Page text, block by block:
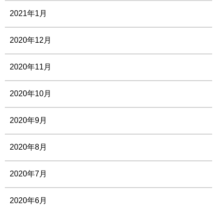
2021年1月
2020年12月
2020年11月
2020年10月
2020年9月
2020年8月
2020年7月
2020年6月